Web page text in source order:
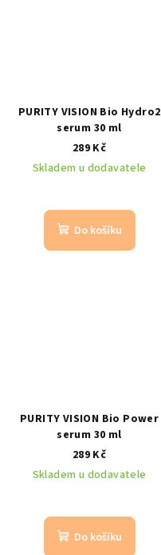
PURITY VISION Bio Hydro2
serum 30 ml
289 Kč
Skladem u dodavatele
Do košíku
PURITY VISION Bio Power
serum 30 ml
289 Kč
Skladem u dodavatele
Do košíku